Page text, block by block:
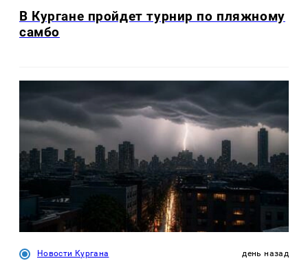
В Кургане пройдет турнир по пляжному
самбо
Новости Кургана день назад